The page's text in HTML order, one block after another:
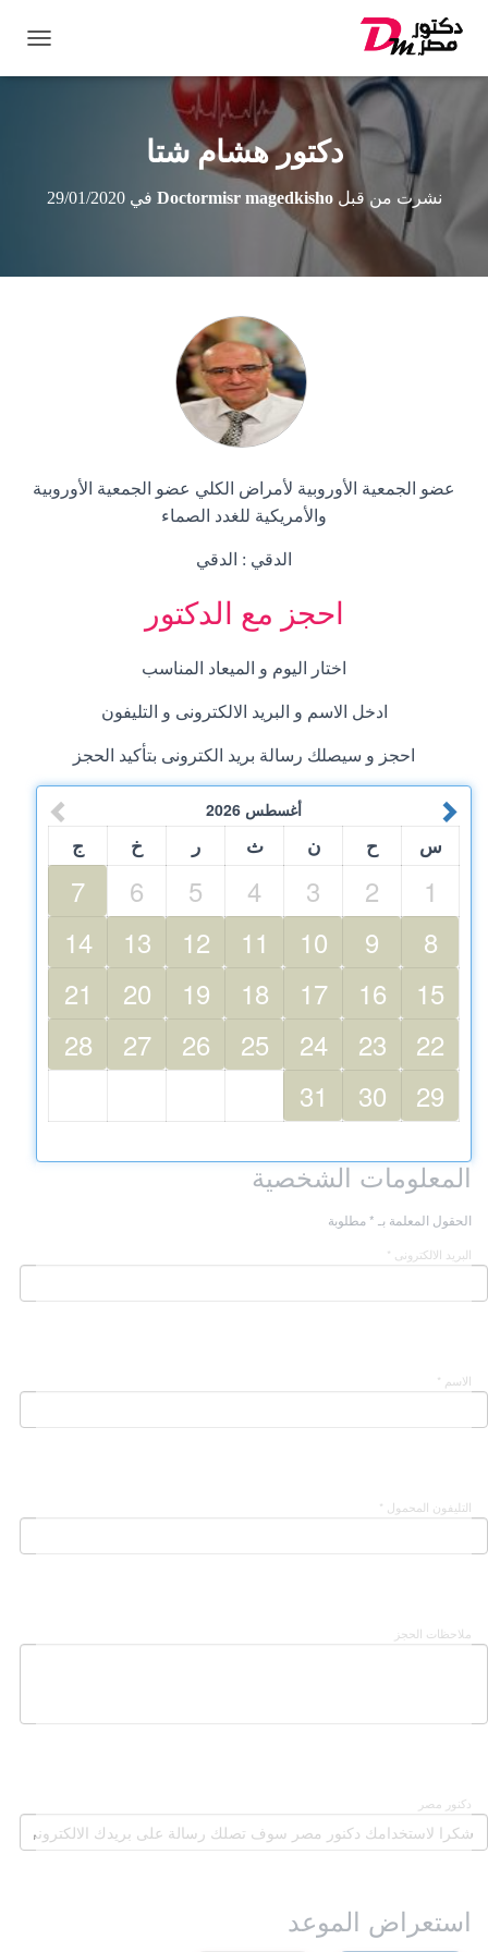
ب
دكتور هشام شتا
نشرت من قبلDoctormisr magedkisho في29/01/2020
عضو الجمعية الأوروبية لأمراض الكلي عضو الجمعية الأوروبية
والأمريكية للغدد الصماء
الدقي : الدقي
احجز مع الدكتور
اختار اليوم و الميعاد المناسب
ادخل الاسم و البريد الالكترونى و التليفون
احجز و سيصلك رسالة بريد الكترونى بتأكيد الحجز
أغسطس 2026
س ح ن ث ر خ ج
1
2
3
4
5
6
7
8
9
10
11
12
13
14
15
16
17
18
19
20
21
22
23
24
25
26
27
28
29
30
31
المعلومات الشخصية
الحقول المعلمة بـ * مطلوبة
البريد الالكترونى *
الاسم *
التليفون المحمول *
ملاحظات الحجز
دكنور مصر
استعراض الموعد